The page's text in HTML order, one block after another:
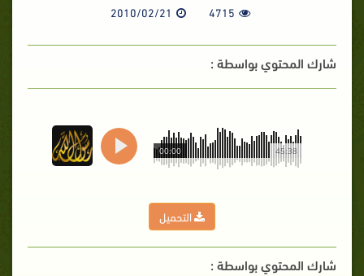
4715
2010/02/21
شارك المحتوي بواسطة :
45:38
00:00
التحميل
شارك المحتوي بواسطة :